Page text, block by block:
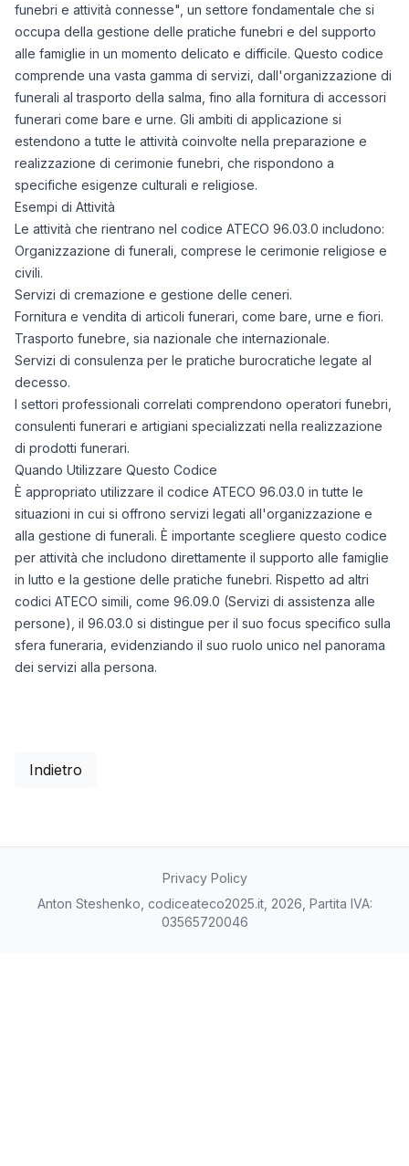
funebri e attività connesse", un settore fondamentale che si
occupa della gestione delle pratiche funebri e del supporto
alle famiglie in un momento delicato e difficile. Questo codice
comprende una vasta gamma di servizi, dall'organizzazione di
funerali al trasporto della salma, fino alla fornitura di accessori
funerari come bare e urne. Gli ambiti di applicazione si
estendono a tutte le attività coinvolte nella preparazione e
realizzazione di cerimonie funebri, che rispondono a
specifiche esigenze culturali e religiose.
Esempi di Attività
Le attività che rientrano nel codice ATECO 96.03.0 includono:
Organizzazione di funerali, comprese le cerimonie religiose e
civili.
Servizi di cremazione e gestione delle ceneri.
Fornitura e vendita di articoli funerari, come bare, urne e fiori.
Trasporto funebre, sia nazionale che internazionale.
Servizi di consulenza per le pratiche burocratiche legate al
decesso.
I settori professionali correlati comprendono operatori funebri,
consulenti funerari e artigiani specializzati nella realizzazione
di prodotti funerari.
Quando Utilizzare Questo Codice
È appropriato utilizzare il codice ATECO 96.03.0 in tutte le
situazioni in cui si offrono servizi legati all'organizzazione e
alla gestione di funerali. È importante scegliere questo codice
per attività che includono direttamente il supporto alle famiglie
in lutto e la gestione delle pratiche funebri. Rispetto ad altri
codici ATECO simili, come 96.09.0 (Servizi di assistenza alle
persone), il 96.03.0 si distingue per il suo focus specifico sulla
sfera funeraria, evidenziando il suo ruolo unico nel panorama
dei servizi alla persona.
Indietro
Privacy Policy
Anton Steshenko, codiceateco2025.it, 2026, Partita IVA:
03565720046